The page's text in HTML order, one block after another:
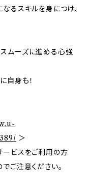
るスキルを身につけ、
ムーズに進める心強
自身も！
＞
ービスをご利用の方
ご注意ください。